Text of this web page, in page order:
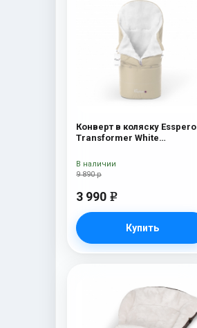
Конверт в коляску Esspero
Transformer White
Beige
9 890 р
3 990 e
Купить
В наличии